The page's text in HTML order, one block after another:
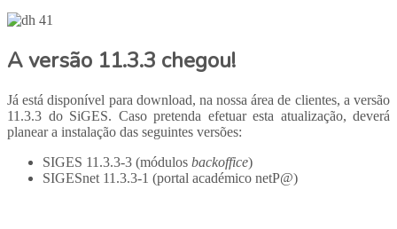
A versão 11.3.3 chegou!
Já está disponível para download, na nossa área de clientes, a versão
11.3.3 do SiGES. Caso pretenda efetuar esta atualização, deverá
planear a instalação das seguintes versões:
SIGES 11.3.3-3 (módulos backoffice)
SIGESnet 11.3.3-1 (portal académico netP@)